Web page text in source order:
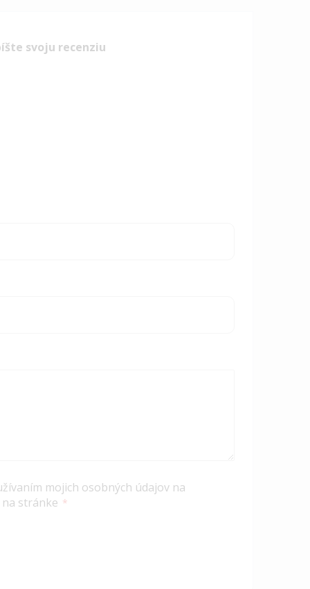
svoju recenziu
mojich osobných údajov na
stránke